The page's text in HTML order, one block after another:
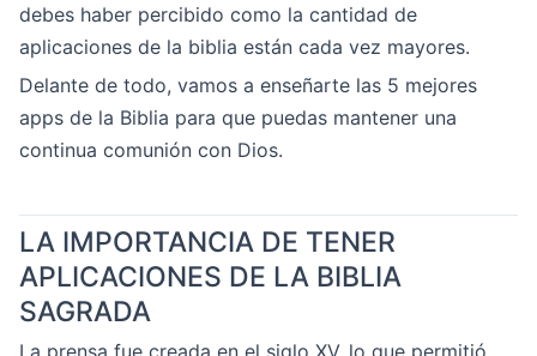
debes haber percibido como la cantidad de
aplicaciones de la biblia están cada vez mayores.
Delante de todo, vamos a enseñarte las 5 mejores
apps de la Biblia para que puedas mantener una
continua comunión con Dios.
LA IMPORTANCIA DE TENER
APLICACIONES DE LA BIBLIA
SAGRADA
La prensa fue creada en el siglo XV, lo que permitió